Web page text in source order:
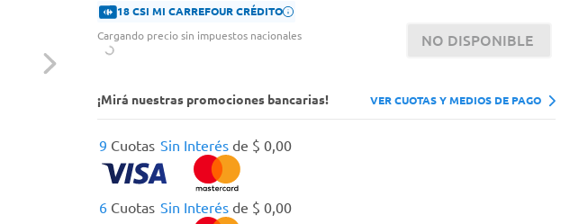
18 CSI MI CARREFOUR CRÉDITO
Cargando precio sin impuestos nacionales
NO DISPONIBLE
¡Mirá nuestras promociones bancarias! VER CUOTAS Y MEDIOS DE PAGO
6 Cuotas Sin Interés de $ 0,00
9 Cuotas Sin Interés de $ 0,00